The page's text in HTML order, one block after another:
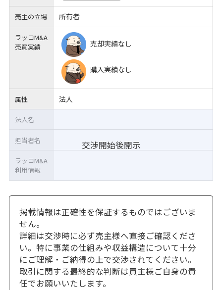
売主の立場 所有者
ラッコM&A
売買実績
売却実績なし
購入実績なし
属性 法人
交渉開始後開示
法人名
担当者名
ラッコM&A
利用情報
掲載情報は正確性を保証するものではございま
せん。
詳細は交渉時に必ず売主様へ直接ご確認くださ
い。特に事業の仕組みや収益構造について十分
にご理解・ご納得の上で交渉されてください。
取引に関する最終的な判断は買主様ご自身の責
任でお願いいたします。